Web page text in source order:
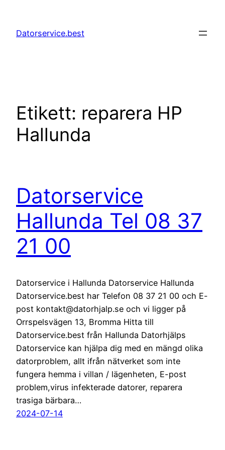
innehåll
Datorservice.best
Etikett: reparera HP
Hallunda
Datorservice
Hallunda Tel 08 37
21 00
Datorservice i Hallunda Datorservice Hallunda
Datorservice.best har Telefon 08 37 21 00 och E-
post kontakt@datorhjalp.se och vi ligger på
Orrspelsvägen 13, Bromma Hitta till
Datorservice.best från Hallunda Datorhjälps
Datorservice kan hjälpa dig med en mängd olika
datorproblem, allt ifrån nätverket som inte
fungera hemma i villan / lägenheten, E-post
problem,virus infekterade datorer, reparera
trasiga bärbara…
2024-07-14